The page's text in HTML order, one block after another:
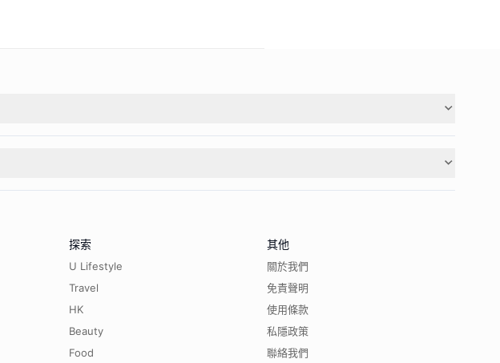
探索
U Lifestyle
Travel
HK
Beauty
Food
其他
關於我們
免責聲明
使用條款
私隱政策
聯絡我們